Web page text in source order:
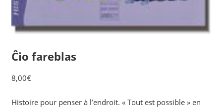
Ĉio fareblas
8,00€
Histoire pour penser à l’endroit. « Tout est possible » en